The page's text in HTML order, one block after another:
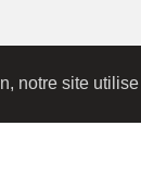
notre site